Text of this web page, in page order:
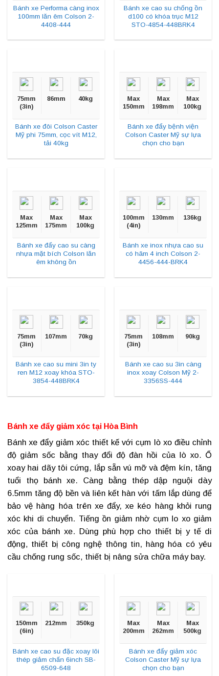
Bánh xe Performa càng inox
100mm lăn êm Colson 2-
4408-444
Bánh xe cao su chống ồn
d100 có khóa trục M12
STO-4854-448BRK4
75mm
(3in)
86mm 40kg
Bánh xe đôi Colson Caster
Mỹ phi 75mm, cọc vít M12,
tải 40kg
Max
150mm
Max
198mm
Max
100kg
Bánh xe đẩy bệnh viện
Colson Caster Mỹ sự lựa
chọn cho bạn
Max
125mm
Max
175mm
Max
100kg
Bánh xe đẩy cao su càng
nhựa mặt bích Colson lăn
êm không ồn
100mm
(4in)
130mm 136kg
Bánh xe inox nhựa cao su
có hãm 4 inch Colson 2-
4456-444-BRK4
75mm
(3in)
107mm 70kg
Bánh xe cao su mini 3in ty
ren M12 xoay khóa STO-
3854-448BRK4
75mm
(3in)
108mm 90kg
Bánh xe cao su 3in càng
inox xoay Colson Mỹ 2-
3356SS-444
Bánh xe đẩy giảm xóc tại Hòa Bình
Bánh xe đẩy giảm xócthiết kế với cụm lò xo điều chỉnh
độ giảm sốc bằng thay đổi độ đàn hồi của lò xo. Ổ
xoay hai dãy tôi cứng, lắp sẵn vú mỡ và đệm kín, tăng
tuổi thọ bánh xe. Càng bằng thép dập nguội dày
6.5mm tăng độ bền và liên kết hàn với tấm lắp dùng để
bảo vệ hàng hóa trên xe đẩy, xe kéo hàng khỏi rung
xóc khi di chuyển. Tiếng ồn giảm nhờ cụm lo xo giảm
xóc của bánh xe. Dùng phù hợp cho thiết bị y tế di
động, thiết bị công nghệ thông tin, hàng hóa có yêu
cầu chống rung sốc, thiết bị nâng sửa chữa máy bay.
150mm
(6in)
212mm 350kg
Bánh xe cao su đặc xoay lõi
thép giảm chấn 6inch SB-
6509-648
Max
200mm
Max
262mm
Max
500kg
Bánh xe đẩy giảm xóc
Colson Caster Mỹ sự lựa
chọn cho bạn